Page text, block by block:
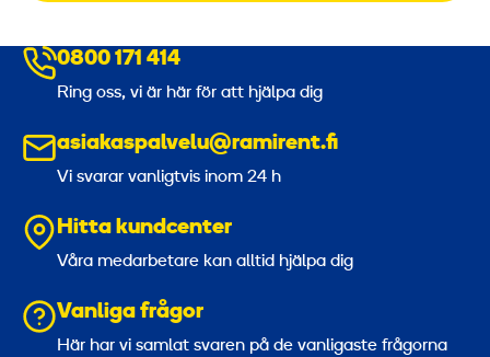
0800 171 414
Ring oss, vi är här för att hjälpa dig
asiakaspalvelu@ramirent.fi
Vi svarar vanligtvis inom 24 h
Hitta kundcenter
Våra medarbetare kan alltid hjälpa dig
Vanliga frågor
Här har vi samlat svaren på de vanligaste frågorna